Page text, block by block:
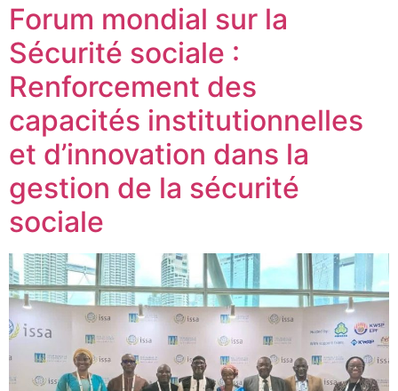
Forum mondial sur la
Sécurité sociale :
Renforcement des
capacités institutionnelles
et d’innovation dans la
gestion de la sécurité
sociale